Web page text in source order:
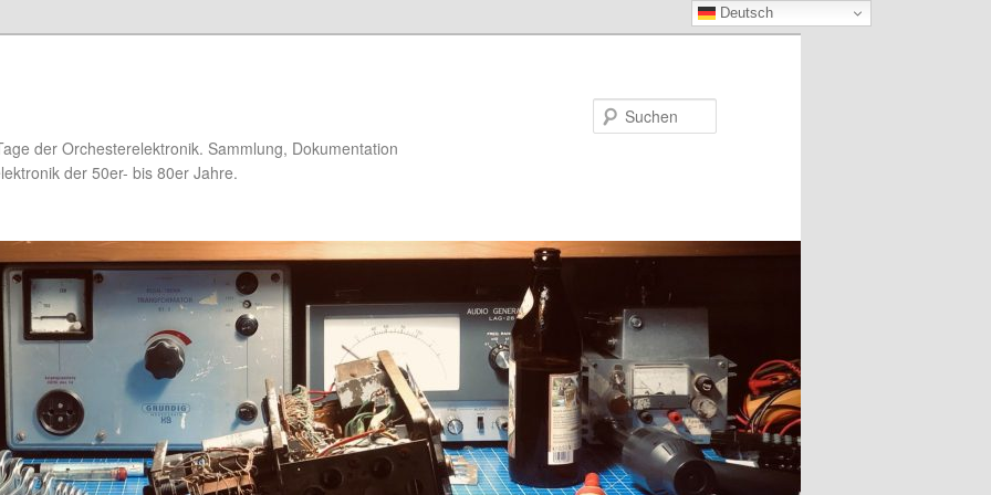
der Orchesterelektronik. Sammlung, Dokumentation
der 50er- bis 80er Jahre.
Deutsch